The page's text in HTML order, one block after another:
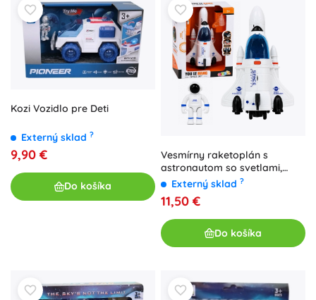
Kozi Vozidlo pre Deti
Externý sklad ?
9,90 €
Do košíka
Vesmírny raketoplán s
astronautom so svetlami,
zvukmi a vodnou hmlou
Externý sklad ?
11,50 €
Do košíka